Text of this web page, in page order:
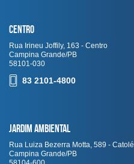
Centro
Rua Irineu Joffily, 163 - Centro
Campina Grande/PB
58101-030
83 2101-4800
Jardim Ambiental
Rua Luiza Bezerra Motta, 589 - Catolé
Campina Grande/PB